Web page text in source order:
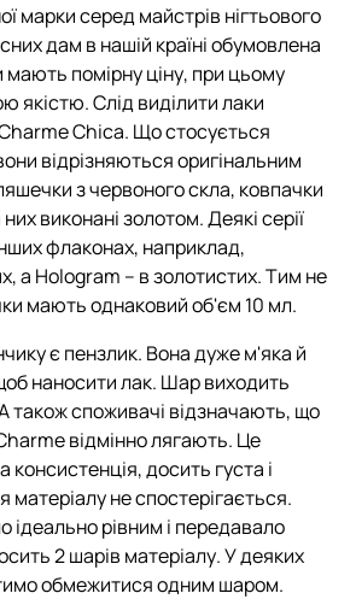
марки серед майстрів нігтьового
дам в нашій країні обумовлена
помірну ціну, при цьому
якістю. Слід виділити лаки
Chica. Що стосується
відрізняються оригінальним
з червоного скла, ковпачки
виконані золотом. Деякі серії
флаконах, наприклад,
а Hologram – в золотистих. Тим не
мають однаковий об'єм 10 мл.
є пензлик. Вона дуже м'яка й
наносити лак. Шар виходить
також споживачі відзначають, що
відмінно лягають. Це
консистенція, досить густа і
матеріалу не спостерігається.
ідеально рівним і передавало
2 шарів матеріалу. У деяких
обмежитися одним шаром.